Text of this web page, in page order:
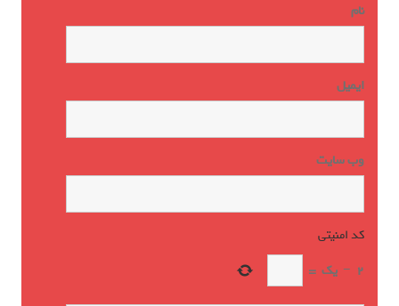
نام
ایمیل
وب‌ سایت
کد امنیتی*
2
− یک =